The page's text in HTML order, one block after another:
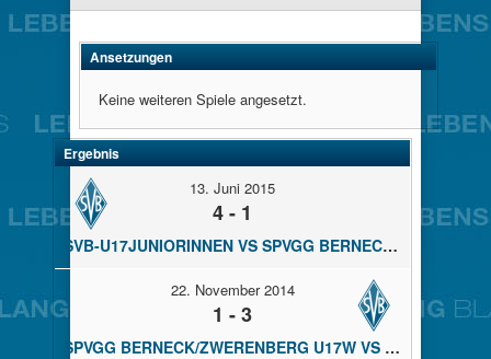
Ansetzungen
Keine weiteren Spiele angesetzt.
Ergebnis
13. Juni 2015
4 - 1
SVB-U17JUNIORINNEN VS SPVGG BERNECK/ZWERENBERG U17W
22. November 2014
1 - 3
SPVGG BERNECK/ZWERENBERG U17W VS SVB-U17JUNIORINNEN